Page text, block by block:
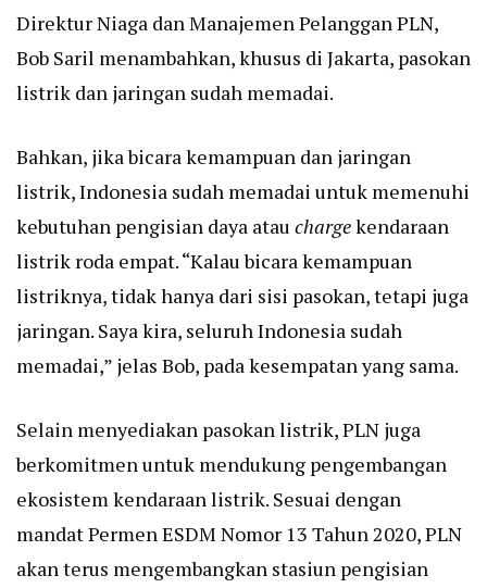
Direktur Niaga dan Manajemen Pelanggan PLN,
Bob Saril menambahkan, khusus di Jakarta, pasokan
listrik dan jaringan sudah memadai.
Bahkan, jika bicara kemampuan dan jaringan
listrik, Indonesia sudah memadai untuk memenuhi
kebutuhan pengisian daya atau chargekendaraan
listrik roda empat. “Kalau bicara kemampuan
listriknya, tidak hanya dari sisi pasokan, tetapi juga
jaringan. Saya kira, seluruh Indonesia sudah
memadai,” jelas Bob, pada kesempatan yang sama.
Selain menyediakan pasokan listrik, PLN juga
berkomitmen untuk mendukung pengembangan
ekosistem kendaraan listrik. Sesuai dengan
mandat Permen ESDM Nomor 13 Tahun 2020, PLN
akan terus mengembangkan stasiun pengisian